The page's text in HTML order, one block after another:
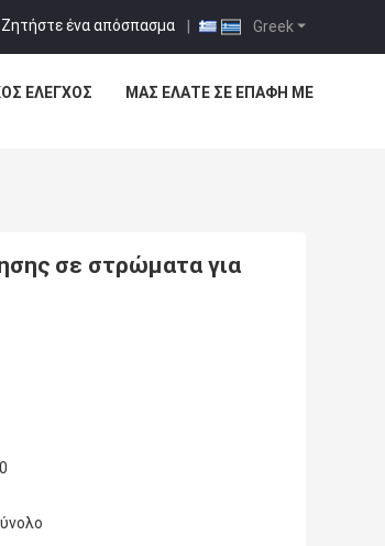
Greek
Ζητήστε ένα απόσπασμα |
ΈΛΕΓΧΟΣ ΜΑΣ ΕΛΆΤΕ ΣΕ ΕΠΑΦΉ ΜΕ
σε στρώματα για